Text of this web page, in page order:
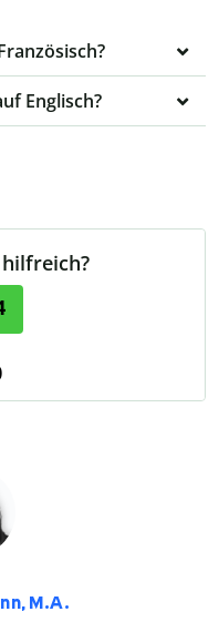
Englisch?
M.A.